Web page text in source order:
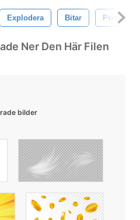
Explodera Bitar Prickar
Ner Den Här Filen
bilder